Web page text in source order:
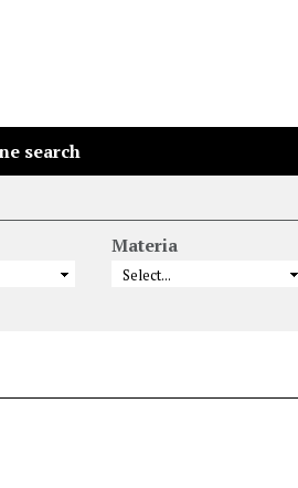
search
Materia